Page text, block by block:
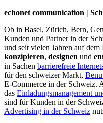
echonet communication |
Ob in Basel, Zürich, Bern,
Kunden und Partner in der
und seit vielen Jahren auf
konzipieren, designen und
in Sachen barrierefreie
für den schweizer Markt,
E-Commerce in der Schweiz.
das Einladungsmanagement
sind für Kunden in der
Advertising in der Schweiz